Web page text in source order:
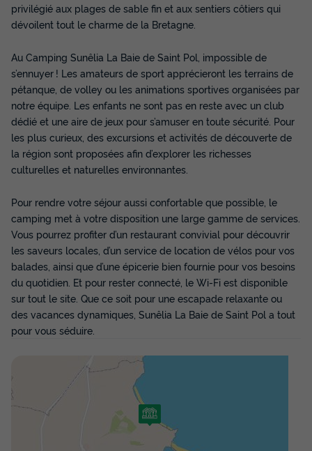
TENTE 4 personnes - Coco Sweet - 2
Annulation gratuite
Adultes
4
Chambres
2
Terrasse couverte Animaux autorisés *
Cafetière
Congélateur
Réfrigérateur
+ 3
TENTE 4 personnes - Coco Sweet - 2 chambres - sans
sanitaires
du 20/09/2026au 27/09/2026
Meilleur prix pour 7 nuits
Modifier les dates
294 €
264,60 €
Prix de comparaison
-10%
d'économie
privilégié aux plages de sable fin et aux sentiers côtiers qui
dévoilent tout le charme de la Bretagne.
Au Camping Sunêlia La Baie de Saint Pol, impossible de
s’ennuyer ! Les amateurs de sport apprécieront les terrains de
pétanque, de volley ou les animations sportives organisées par
notre équipe. Les enfants ne sont pas en reste avec un club
dédié et une aire de jeux pour s’amuser en toute sécurité. Pour
les plus curieux, des excursions et activités de découverte de
la région sont proposées afin d’explorer les richesses
culturelles et naturelles environnantes.
Pour rendre votre séjour aussi confortable que possible, le
camping met à votre disposition une large gamme de services.
Vous pourrez profiter d’un restaurant convivial pour découvrir
les saveurs locales, d’un service de location de vélos pour vos
balades, ainsi que d’une épicerie bien fournie pour vos besoins
du quotidien. Et pour rester connecté, le Wi-Fi est disponible
sur tout le site. Que ce soit pour une escapade relaxante ou
des vacances dynamiques, Sunêlia La Baie de Saint Pol a tout
pour vous séduire.